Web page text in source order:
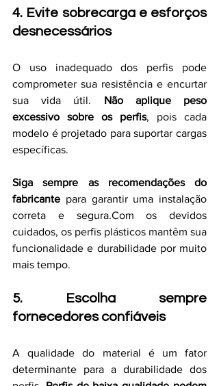
4. Evite sobrecarga e esforços
desnecessários
O uso inadequado dos perfis pode
comprometer sua resistência e encurtar
sua vida útil. Não aplique peso
excessivo sobre os perfis, pois cada
modelo é projetado para suportar cargas
específicas.
Siga sempre as recomendações do
fabricante para garantir uma instalação
correta e segura.Com os devidos
cuidados, os perfis plásticos mantêm sua
funcionalidade e durabilidade por muito
mais tempo.
5. Escolha sempre
fornecedores confiáveis
A qualidade do material é um fator
determinante para a durabilidade dos